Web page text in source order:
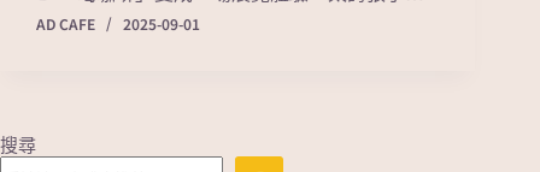
AD CAFE
2025-09-01
搜尋